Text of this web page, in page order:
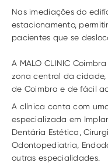
Nas imediações do
estacionamento,
pacientes que se
A MALO CLINIC
zona central da
de Coimbra e de fácil
A clínica conta com
especializada em
Dentária Estética,
Odontopediatria,
outras especialidades.